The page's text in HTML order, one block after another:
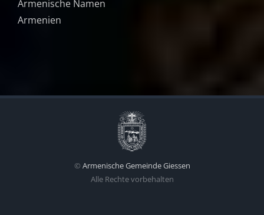
Armenische Namen
Armenien
© Armenische Gemeinde Giessen
Alle Rechte vorbehalten